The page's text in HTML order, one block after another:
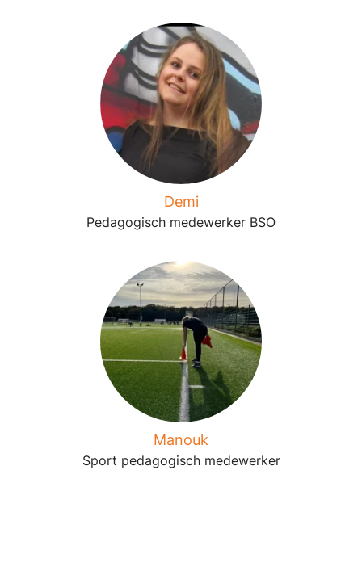
Demi
Pedagogisch medewerker BSO
Manouk
Sport pedagogisch medewerker